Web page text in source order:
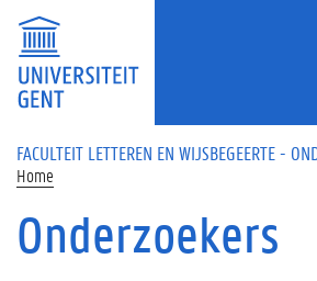
Overslaan en naar de inhoud gaan
FACULTEIT LETTEREN EN WIJSBEGEERTE -
Home
Onderzoekers